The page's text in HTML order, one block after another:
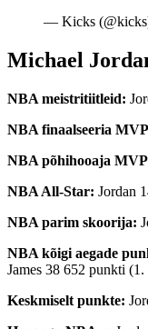
— Kicks
Michael
NBA meistritiitleid:
NBA finaalseeria
NBA põhihooaja
NBA All-Star: Jordan
NBA parim skoorija:
NBA kõigi aegade
James 38 652 punkti
Keskmiselt punkte: